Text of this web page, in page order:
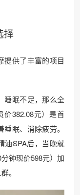
择
提供了丰富的项目
睡眠不足，那么全
价382.08元）是首
眠、消除疲劳。
油SPA后，当晚就
钟现价598元）加
。